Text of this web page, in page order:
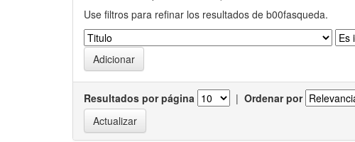
Use filtros para refinar los resultados de b00fasqueda.
Resultados por página | Ordenar por